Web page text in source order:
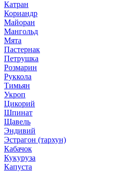
Катран
Кориандр
Майоран
Мангольд
Мята
Пастернак
Петрушка
Розмарин
Руккола
Тимьян
Укроп
Цикорий
Шпинат
Щавель
Эндивий
Эстрагон (тархун)
Кабачок
Кукуруза
Капуста